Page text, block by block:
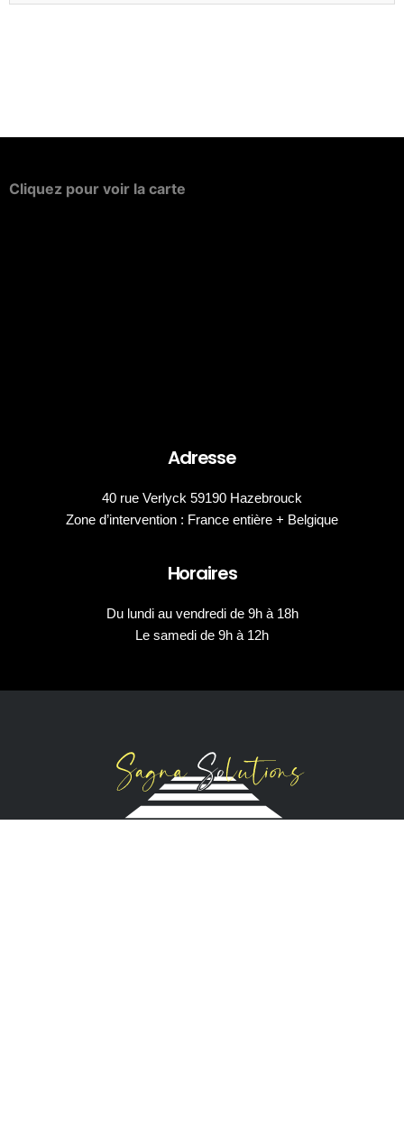
Cliquez pour voir la carte
Adresse
40 rue Verlyck 59190 Hazebrouck
Zone d’intervention : France entière + Belgique
Horaires
Du lundi au vendredi de 9h à 18h
Le samedi de 9h à 12h